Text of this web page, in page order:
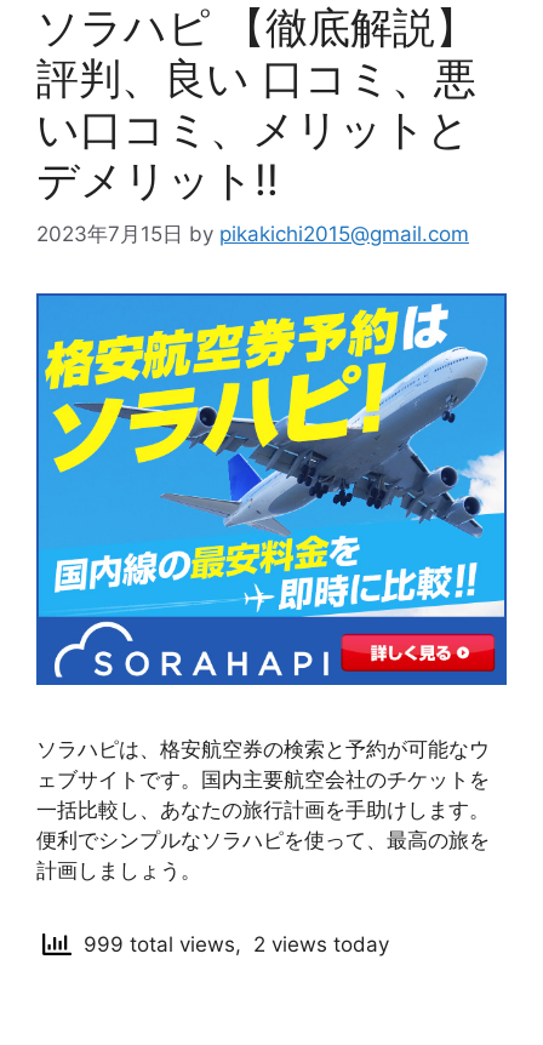
ソラハピ 【徹底解説】
評判、良い 口コミ、悪
い口コミ、メリットと
デメリット!!
2023年7月15日 by pikakichi2015@gmail.com
ソラハピは、格安航空券の検索と予約が可能なウ
ェブサイトです。国内主要航空会社のチケットを
一括比較し、あなたの旅行計画を手助けします。
便利でシンプルなソラハピを使って、最高の旅を
計画しましょう。
999 total views, 2 views today